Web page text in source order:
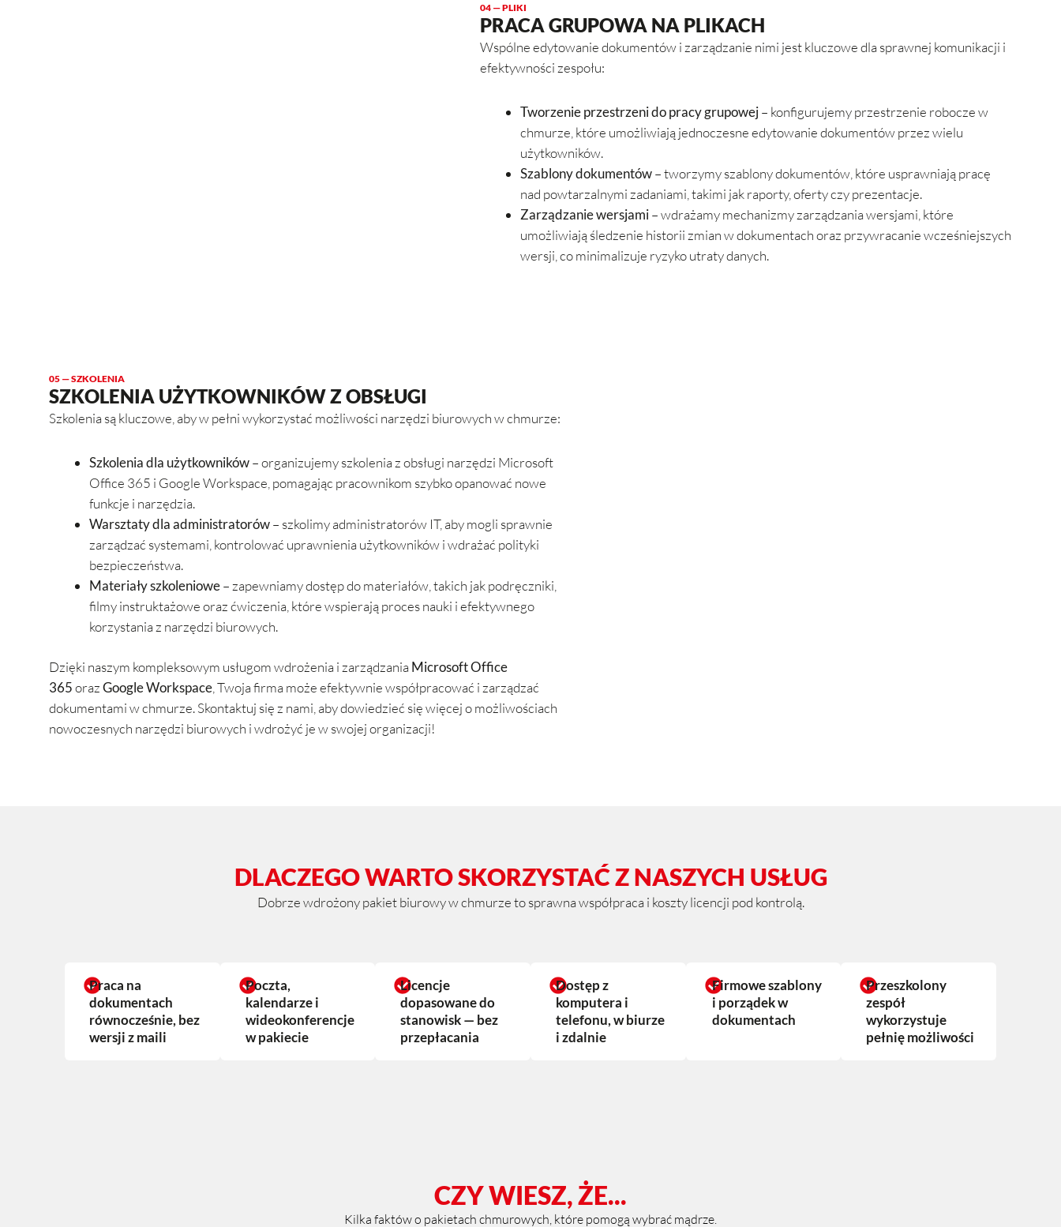
04 — PLIKI
PRACA GRUPOWA NA PLIKACH
Wspólne edytowanie dokumentów i zarządzanie nimi jest kluczowe dla sprawnej komunikacji i
efektywności zespołu:
Tworzenie przestrzeni do pracy grupowej– konfigurujemy przestrzenie robocze w
chmurze, które umożliwiają jednoczesne edytowanie dokumentów przez wielu
użytkowników.
Szablony dokumentów– tworzymy szablony dokumentów, które usprawniają pracę
nad powtarzalnymi zadaniami, takimi jak raporty, oferty czy prezentacje.
Zarządzanie wersjami– wdrażamy mechanizmy zarządzania wersjami, które
umożliwiają śledzenie historii zmian w dokumentach oraz przywracanie wcześniejszych
wersji, co minimalizuje ryzyko utraty danych.
05 — SZKOLENIA
SZKOLENIA UŻYTKOWNIKÓW Z OBSŁUGI
Szkolenia są kluczowe, aby w pełni wykorzystać możliwości narzędzi biurowych w chmurze:
Szkolenia dla użytkowników– organizujemy szkolenia z obsługi narzędzi Microsoft
Office 365 i Google Workspace, pomagając pracownikom szybko opanować nowe
funkcje i narzędzia.
Warsztaty dla administratorów– szkolimy administratorów IT, aby mogli sprawnie
zarządzać systemami, kontrolować uprawnienia użytkowników i wdrażać polityki
bezpieczeństwa.
Materiały szkoleniowe– zapewniamy dostęp do materiałów, takich jak podręczniki,
filmy instruktażowe oraz ćwiczenia, które wspierają proces nauki i efektywnego
korzystania z narzędzi biurowych.
Dzięki naszym kompleksowym usługom wdrożenia i zarządzania Microsoft Office
365orazGoogle Workspace, Twoja firma może efektywnie współpracować i zarządzać
dokumentami w chmurze. Skontaktuj się z nami, aby dowiedzieć się więcej o możliwościach
nowoczesnych narzędzi biurowych i wdrożyć je w swojej organizacji!
DLACZEGO WARTO SKORZYSTAĆ Z NASZYCH USŁUG
Dobrze wdrożony pakiet biurowy w chmurze to sprawna współpraca i koszty licencji pod kontrolą.
Praca na
dokumentach
równocześnie, bez
wersji z maili
Poczta,
kalendarze i
wideokonferencje
w pakiecie
Licencje
dopasowane do
stanowisk — bez
przepłacania
Dostęp z
komputera i
telefonu, w biurze
i zdalnie
Firmowe szablony
i porządek w
dokumentach
Przeszkolony
zespół
wykorzystuje
pełnię możliwości
CZY WIESZ, ŻE...
Kilka faktów o pakietach chmurowych, które pomogą wybrać mądrze.